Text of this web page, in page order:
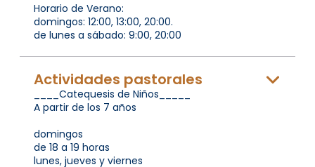
Horario de Verano:
domingos: 12:00, 13:00, 20:00.
de lunes a sábado: 9:00, 20:00
Actividades pastorales
____Catequesis de Niños_____
A partir de los 7 años
domingos
de 18 a 19 horas
lunes, jueves y viernes